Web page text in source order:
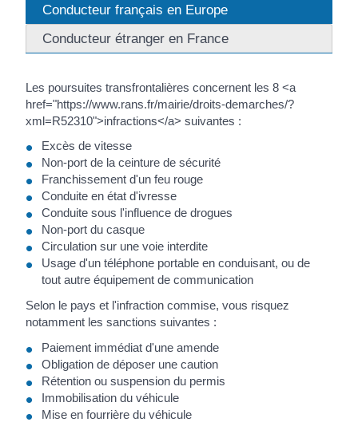
Conducteur français en Europe
Conducteur étranger en France
Les poursuites transfrontalières concernent les 8 <a
href="https://www.rans.fr/mairie/droits-demarches/?
xml=R52310">infractions</a> suivantes :
Excès de vitesse
Non-port de la ceinture de sécurité
Franchissement d'un feu rouge
Conduite en état d'ivresse
Conduite sous l'influence de drogues
Non-port du casque
Circulation sur une voie interdite
Usage d'un téléphone portable en conduisant, ou de
tout autre équipement de communication
Selon le pays et l'infraction commise, vous risquez
notamment les sanctions suivantes :
Paiement immédiat d'une amende
Obligation de déposer une caution
Rétention ou suspension du permis
Immobilisation du véhicule
Mise en fourrière du véhicule